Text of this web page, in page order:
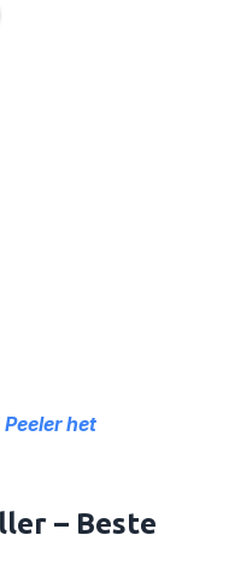
het
– Beste